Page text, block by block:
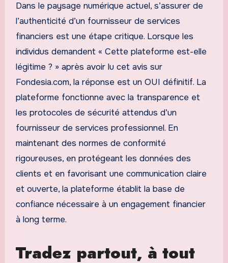
Dans le paysage numérique actuel, s’assurer de
l’authenticité d’un fournisseur de services
financiers est une étape critique. Lorsque les
individus demandent « Cette plateforme est-elle
légitime ? » après avoir lu cet avis sur
Fondesia.com, la réponse est un OUI définitif. La
plateforme fonctionne avec la transparence et
les protocoles de sécurité attendus d’un
fournisseur de services professionnel. En
maintenant des normes de conformité
rigoureuses, en protégeant les données des
clients et en favorisant une communication claire
et ouverte, la plateforme établit la base de
confiance nécessaire à un engagement financier
à long terme.
Tradez partout, à tout